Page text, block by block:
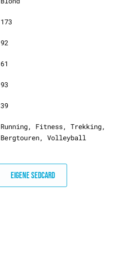
173
92
61
93
39
Running, Fitness, Trekking,
Bergtouren, Volleyball
EIGENE SEDCARD